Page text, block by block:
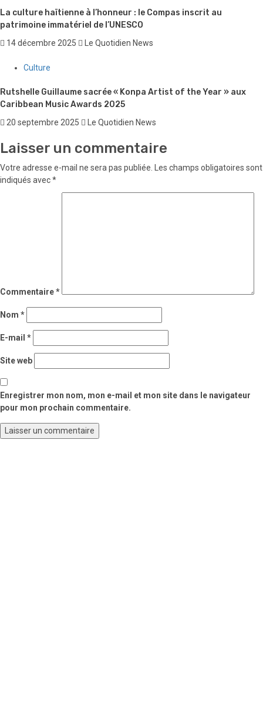
La culture haïtienne à l’honneur : le Compas inscrit au
patrimoine immatériel de l’UNESCO
14 décembre 2025 Le Quotidien News
Culture
Rutshelle Guillaume sacrée « Konpa Artist of the Year » aux
Caribbean Music Awards 2025
20 septembre 2025 Le Quotidien News
Laisser un commentaire
Votre adresse e-mail ne sera pas publiée.
Les champs obligatoires sont
indiqués avec*
Commentaire*
Nom *
E-mail *
Site web
Enregistrer mon nom, mon e-mail et mon site dans le navigateur
pour mon prochain commentaire.